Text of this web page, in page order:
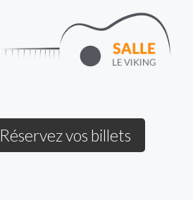
Réservez vos billets